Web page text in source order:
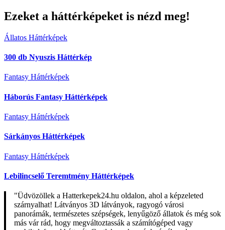
Ezeket a háttérképeket is nézd meg!
Állatos Háttérképek
300 db Nyuszis Háttérkép
Fantasy Háttérképek
Háborús Fantasy Háttérképek
Fantasy Háttérképek
Sárkányos Háttérképek
Fantasy Háttérképek
Lebilincselő Teremtmény Háttérképek
"Üdvözöllek a Hatterkepek24.hu oldalon, ahol a képzeleted
szárnyalhat! Látványos 3D látványok, ragyogó városi
panorámák, természetes szépségek, lenyűgöző állatok és még sok
más vár rád, hogy megváltoztassák a számítógéped vagy